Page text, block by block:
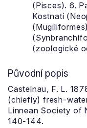
(Pisces). 6.
Kostnatí
(zoologické
Původní popis
Castelnau, F. L.
(chiefly) fresh-
Linnean Society of
140-144.